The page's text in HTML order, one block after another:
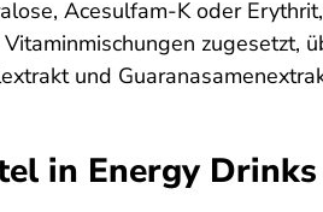
Acesulfam-K oder
zugesetzt,
und
in Energy